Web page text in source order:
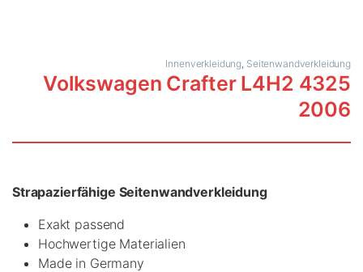
Innenverkleidung Seitenwandverkleidung
Volkswagen Crafter L4H2 4325
2006
Strapazierfähige Seitenwandverkleidung
Exakt passend
Hochwertige Materialien
Made in Germany